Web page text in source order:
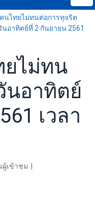
นไทยไม่ทนต่อการทุจริต
อาทิตย์ที่ 2 กันยายน 2561
ยไม่ทน
นอาทิตย์
เวลา
ผู้เข้าชม